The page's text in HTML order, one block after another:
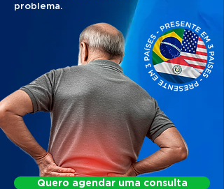
problema.
Quero agendar uma consulta